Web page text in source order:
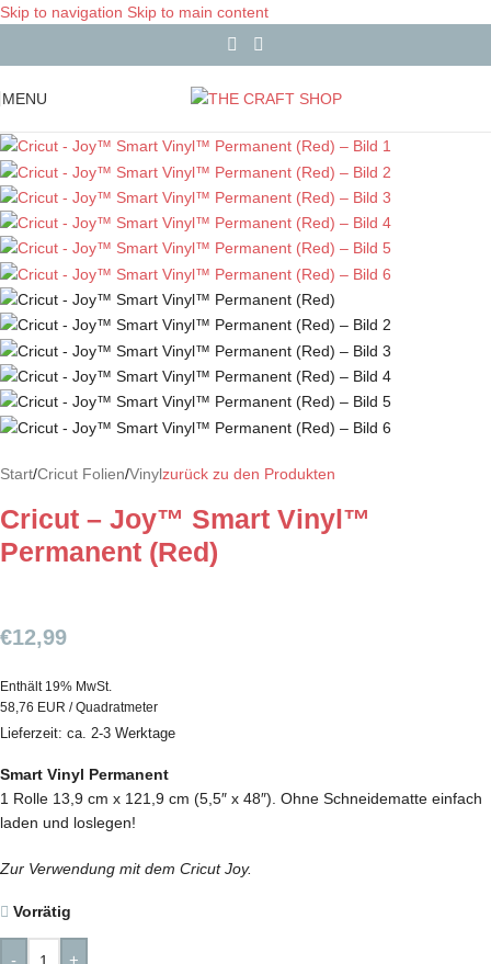
Skip to navigation Skip to main content
MENU
Start/Cricut Folien/Vinylzurück zu den Produkten
Cricut – Joy™ Smart Vinyl™
Permanent (Red)
€12,99
Enthält 19% MwSt.
58,76 EUR / Quadratmeter
Lieferzeit: ca. 2-3 Werktage
Smart Vinyl Permanent
1 Rolle 13,9 cm x 121,9 cm (5,5″ x 48″). Ohne Schneidematte einfach
laden und loslegen!
Zur Verwendung mit dem Cricut Joy.
Vorrätig
- +